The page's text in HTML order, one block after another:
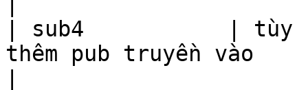
| sub4           | tùy
thêm pub truyền vào